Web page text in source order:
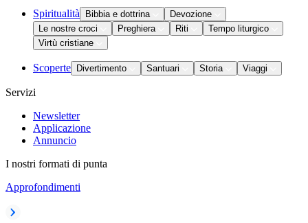
Spiritualità Bibbia e dottrina
Devozione
Le nostre croci
Preghiera Riti
Tempo liturgico
Virtù cristiane
Scoperte Divertimento Santuari Storia Viaggi
Servizi
Newsletter
Applicazione
Annuncio
I nostri formati di punta
Approfondimenti